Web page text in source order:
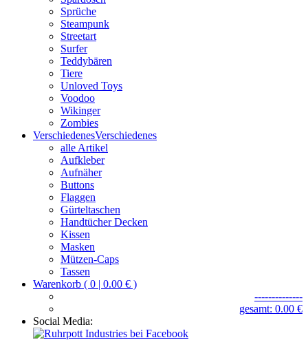
Sprüche
Steampunk
Streetart
Surfer
Teddybären
Tiere
Unloved Toys
Voodoo
Wikinger
Zombies
VerschiedenesVerschiedenes
alle Artikel
Aufkleber
Aufnäher
Buttons
Flaggen
Gürteltaschen
Handtücher Decken
Kissen
Masken
Mützen-Caps
Tassen
Warenkorb ( 0 | 0.00 € )
--------------
gesamt: 0.00 €
Social Media: